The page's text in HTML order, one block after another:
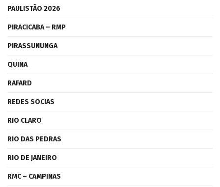
PAULISTÃO 2026
PIRACICABA – RMP
PIRASSUNUNGA
QUINA
RAFARD
REDES SOCIAS
RIO CLARO
RIO DAS PEDRAS
RIO DE JANEIRO
RMC – CAMPINAS